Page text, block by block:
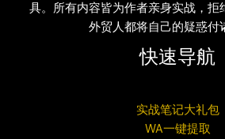
具。所有内容皆为作者亲身实战，拒
外贸人都将自己的疑惑付
快速导航
实战笔记大礼包
WA一键提取